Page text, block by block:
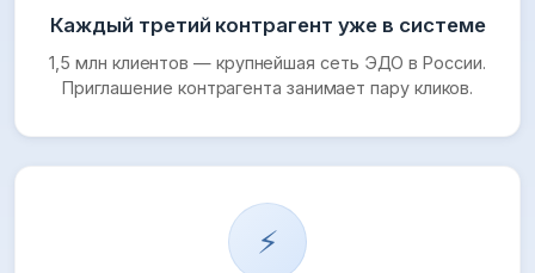
Каждый третий контрагент уже в системе
1,5 млн клиентов — крупнейшая сеть ЭДО в России.
Приглашение контрагента занимает пару кликов.
⚡